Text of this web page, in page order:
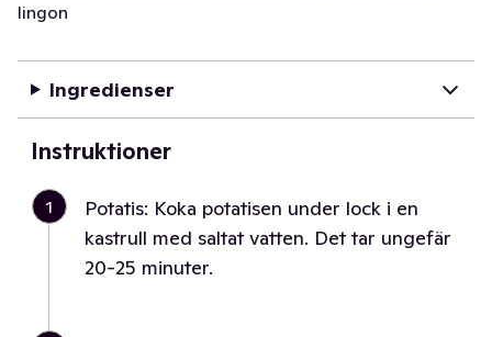
lingon
Ingredienser
Instruktioner
1
Potatis: Koka potatisen under lock i en
kastrull med saltat vatten. Det tar ungefär
20-25 minuter.